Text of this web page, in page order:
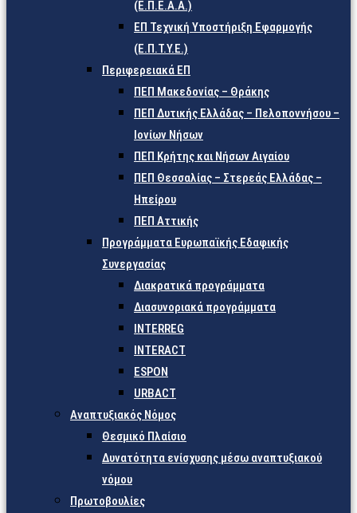
(Ε.Π.Ε.Α.Α.)
ΕΠ Τεχνική Υποστήριξη Εφαρμογής
(Ε.Π.Τ.Υ.Ε.)
Περιφερειακά ΕΠ
ΠΕΠ Μακεδονίας – Θράκης
ΠΕΠ Δυτικής Ελλάδας – Πελοποννήσου –
Ιονίων Νήσων
ΠΕΠ Κρήτης και Νήσων Αιγαίου
ΠΕΠ Θεσσαλίας – Στερεάς Ελλάδας –
Ηπείρου
ΠΕΠ Αττικής
Προγράμματα Ευρωπαϊκής Εδαφικής
Συνεργασίας
Διακρατικά προγράμματα
Διασυνοριακά προγράμματα
INTERREG
INTERACT
ESPON
URBACT
Αναπτυξιακός Νόμος
Θεσμικό Πλαίσιο
Δυνατότητα ενίσχυσης μέσω αναπτυξιακού
νόμου
Πρωτοβουλίες